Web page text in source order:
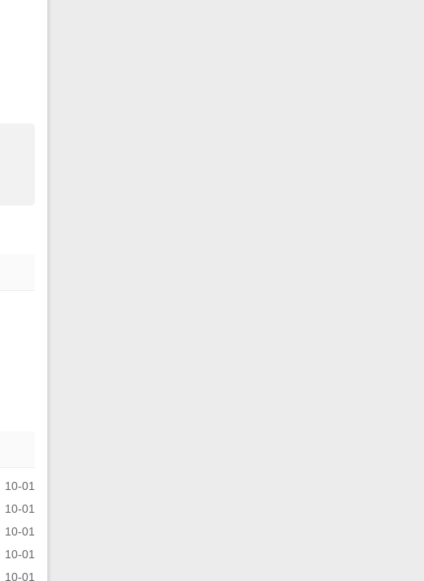
10-01
10-01
10-01
10-01
10-01